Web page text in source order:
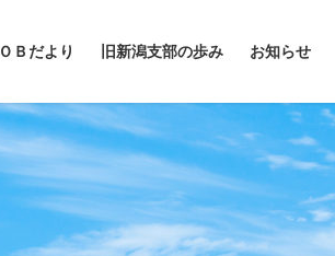
ＯＢだより 旧新潟支部の歩み お知らせ